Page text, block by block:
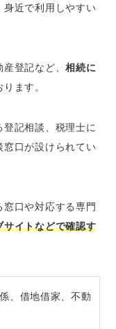
身近で利用しやすい
産登記など、相続に
ります。
記相談、税理士に
窓口が設けられてい
口や対応する専門
サイトなどで確認す
、借地借家、不動